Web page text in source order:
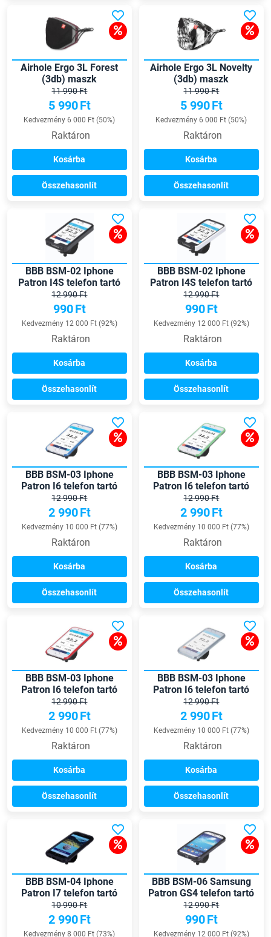
Airhole Ergo 3L Forest
(3db) maszk
11 990 Ft
5 990Ft
Kedvezmény 6 000 Ft (50%)
Raktáron
Kosárba
Összehasonlít
Airhole Ergo 3L Novelty
(3db) maszk
11 990 Ft
5 990Ft
Kedvezmény 6 000 Ft (50%)
Raktáron
Kosárba
Összehasonlít
BBB BSM-02 Iphone
Patron I4S telefon tartó
12 990 Ft
990Ft
Kedvezmény 12 000 Ft (92%)
Raktáron
Kosárba
Összehasonlít
BBB BSM-02 Iphone
Patron I4S telefon tartó
12 990 Ft
990Ft
Kedvezmény 12 000 Ft (92%)
Raktáron
Kosárba
Összehasonlít
BBB BSM-03 Iphone
Patron I6 telefon tartó
12 990 Ft
2 990Ft
Kedvezmény 10 000 Ft (77%)
Raktáron
Kosárba
Összehasonlít
BBB BSM-03 Iphone
Patron I6 telefon tartó
12 990 Ft
2 990Ft
Kedvezmény 10 000 Ft (77%)
Raktáron
Kosárba
Összehasonlít
BBB BSM-03 Iphone
Patron I6 telefon tartó
12 990 Ft
2 990Ft
Kedvezmény 10 000 Ft (77%)
Raktáron
Kosárba
Összehasonlít
BBB BSM-03 Iphone
Patron I6 telefon tartó
12 990 Ft
2 990Ft
Kedvezmény 10 000 Ft (77%)
Raktáron
Kosárba
Összehasonlít
BBB BSM-04 Iphone
Patron I7 telefon tartó
10 990 Ft
2 990Ft
Kedvezmény 8 000 Ft (73%)
BBB BSM-06 Samsung
Patron GS4 telefon tartó
12 990 Ft
990Ft
Kedvezmény 12 000 Ft (92%)